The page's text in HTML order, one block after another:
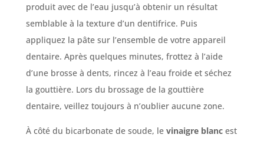
produit avec de l’eau jusqu’à obtenir un résultat
semblable à la texture d’un dentifrice. Puis
appliquez la pâte sur l’ensemble de votre appareil
dentaire. Après quelques minutes, frottez à l’aide
d’une brosse à dents, rincez à l’eau froide et séchez
la gouttière. Lors du brossage de la gouttière
dentaire, veillez toujours à n’oublier aucune zone.
À côté du bicarbonate de soude, levinaigre blancest